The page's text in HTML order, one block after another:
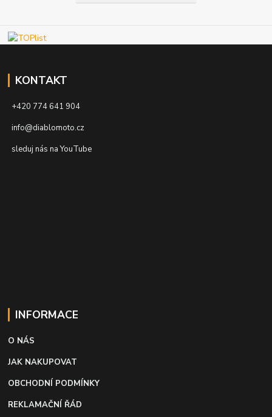
KONTAKT
+420 774 641 904
info@diablomoto.cz
sleduj nás na YouTube
INFORMACE
O NÁS
JAK NAKUPOVAT
OBCHODNÍ PODMÍNKY
REKLAMAČNÍ ŘÁD